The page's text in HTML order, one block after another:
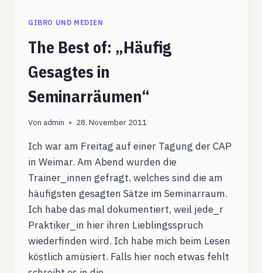
GIBRO UND MEDIEN
The Best of: „Häufig
Gesagtes in
Seminarräumen“
Von admin 28. November 2011
Ich war am Freitag auf einer Tagung der CAP
in Weimar. Am Abend wurden die
Trainer_innen gefragt, welches sind die am
häufigsten gesagten Sätze im Seminarraum.
Ich habe das mal dokumentiert, weil jede_r
Praktiker_in hier ihren Lieblingsspruch
wiederfinden wird. Ich habe mich beim Lesen
köstlich amüsiert. Falls hier noch etwas fehlt